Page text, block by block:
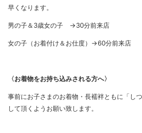
早くなります。
男の子＆3歳女の子 →30分前来店
女の子（お着付け＆お仕度）→60分前来店
〈お着物をお持ち込みされる方へ〉
事前にお子さまのお着物・長襦袢ともに「し
して頂くようお願い致します。